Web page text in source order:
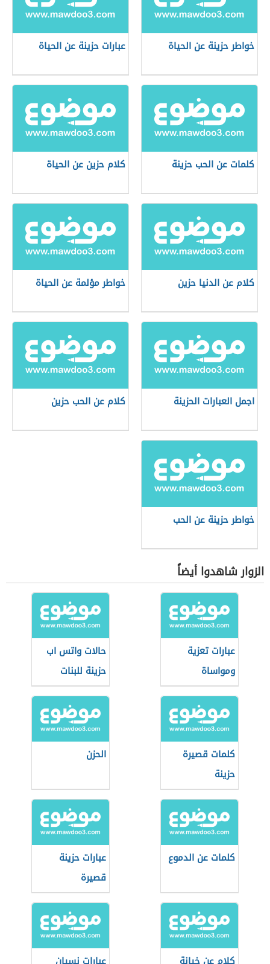
خواطر حزينة عن الحياة عبارات حزينة عن الحياة
كلمات عن الحب حزينة كلام حزين عن الحياة
كلام عن الدنيا حزين خواطر مؤلمة عن الحياة
اجمل العبارات الحزينة كلام عن الحب حزين
خواطر حزينة عن الحب
الزوار شاهدوا أيضاً
عبارات تعزية
ومواساة
حالات واتس اب
حزينة للبنات
كلمات قصيرة
حزينة
الحزن
كلمات عن الدموع
عبارات حزينة
قصيرة